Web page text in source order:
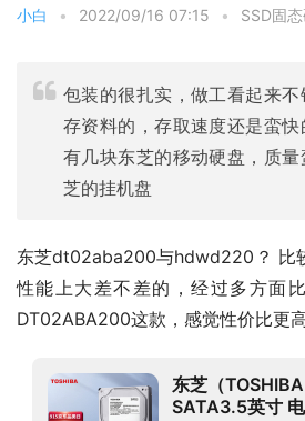
小白 • 2022/09/16 07:15 • SSD固
包装的很扎实，做工看起来
存资料的，存取速度还是蛮
有几块东芝的移动硬盘，质
芝的挂机盘
东芝dt02aba200与hdwd220？ 比
性能上大差不差的，经过多方面
DT02ABA200这款，感觉性价比更高
东芝（
SATA3.5英寸